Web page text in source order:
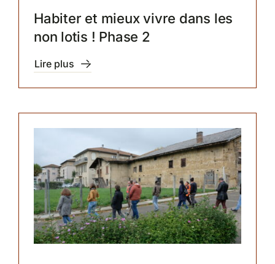
Habiter et mieux vivre dans les
non lotis ! Phase 2
Lire plus